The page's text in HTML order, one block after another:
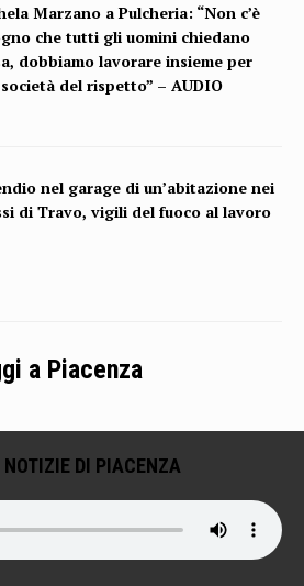
Marzano a Pulcheria: “Non c’è
che tutti gli uomini chiedano
dobbiamo lavorare insieme per
del rispetto” – AUDIO
nel garage di un’abitazione nei
di Travo, vigili del fuoco al lavoro
a Piacenza
DI PIACENZA